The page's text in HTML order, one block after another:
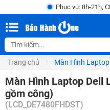
Phục vụ: 8h-21h,
Trang chủ Màn Hình
Màn Hình Laptop Dell
gồm công)
(LCD_DE7480FHDST)